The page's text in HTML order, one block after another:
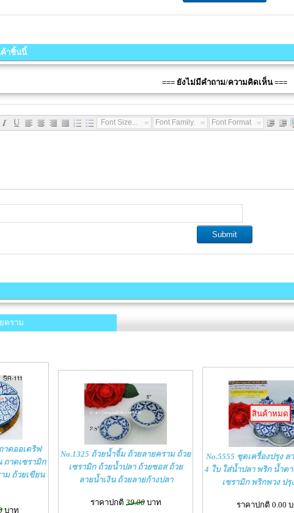
ค้าชิ้นนี้
=== ยังไม่มีคำถาม/ความคิดเห็น ===
Font Size... Font Family... Font Format...
คราม
าดออเดริฟ
ถาดเซรามิก
ม ถ้วยเขียน
บาท
No.1325 ถ้วยน้ำจิ้ม ถ้วยลายคราม ถ้วย
เซรามิก ถ้วยน้ำปลา ถ้วยซอส ถ้วย
ลายน้ำเงิน ถ้วยลายก้างปลา
ราคาปกติ 39.00บาท
สินค้าหมด
No.5555 ชุดเครื่องปรุง ล
4 ใบ ใส่น้ำปลา พริก น้ำต
เซรามิก พริกพวง ปรุ
ราคาปกติ 0.00